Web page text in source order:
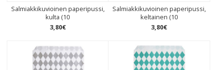
Salmiakkikuvioinen paperipussi,
kulta (10
3,80€
Salmiakkikuvioinen paperipussi,
keltainen (10
3,80€